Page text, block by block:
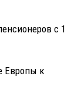
с 1
Европы к